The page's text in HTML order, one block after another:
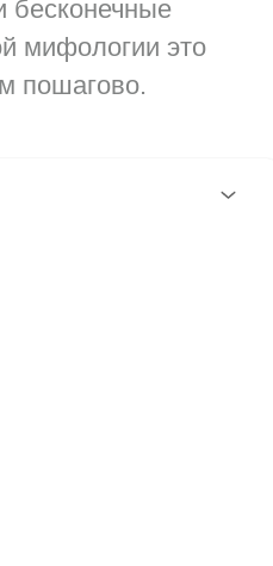
бесконечные
мифологии это
пошагово.